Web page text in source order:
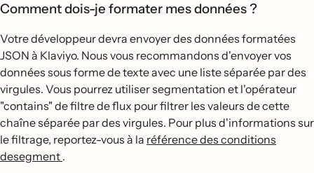
Comment dois-je formater mes données ?
Votre développeur devra envoyer des données formatées
JSON à Klaviyo. Nous vous recommandons d'envoyer vos
données sous forme de texte avec une liste séparée par des
virgules. Vous pourrez utiliser segmentation et l'opérateur
"contains" de filtre de flux pour filtrer les valeurs de cette
chaîne séparée par des virgules. Pour plus d'informations sur
le filtrage, reportez-vous à la référence des conditions
desegment .